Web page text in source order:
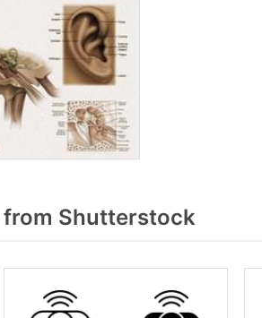
from Shutterstock